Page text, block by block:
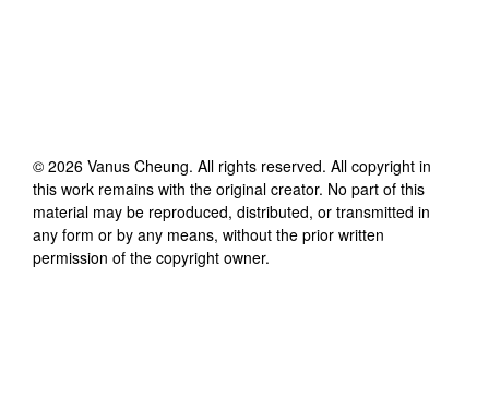
© 2026 Vanus Cheung. All rights reserved. All copyright in
this work remains with the original creator. No part of this
material may be reproduced, distributed, or transmitted in
any form or by any means, without the prior written
permission of the copyright owner.